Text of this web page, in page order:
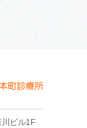
ビル1F